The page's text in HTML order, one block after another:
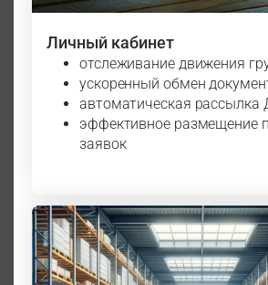
Личный кабинет
отслеживание движения
ускоренный обмен
автоматическая рассылка
эффективное размещение
заявок